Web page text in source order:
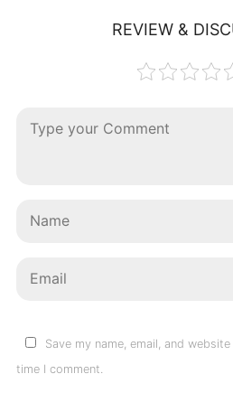
REVIEW &
Save my name, email, and
time I comment.